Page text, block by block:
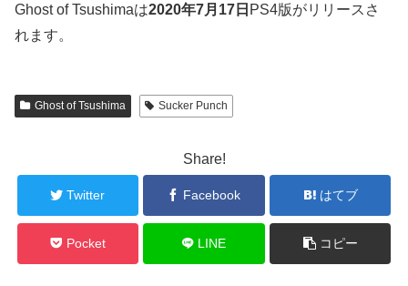
Ghost of Tsushimaは2020年7月17日 PS4版がリリースさ
れます。
Ghost of Tsushima Sucker Punch
Share!
Twitter Facebook はてブ
Pocket LINE コピー